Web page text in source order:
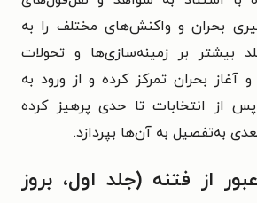
بحران و واکنش‌های مختلف را به
بیشتر بر زمینه‌سازی‌ها و تحولات
آغاز بحران تمرکز کرده و از ورود به
از انتخابات تا حدی پرهیز کرده
به‌تفصیل به آن‌ها بپردازد.
از فتنه (جلد اول، بروز